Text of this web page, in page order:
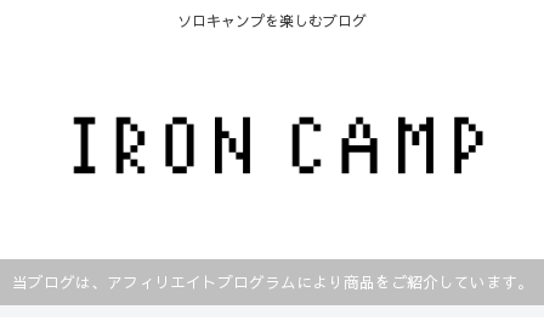
ソロキャンプを楽しむブログ
当ブログは、アフィリエイトプログラムにより商品をご紹介しています。